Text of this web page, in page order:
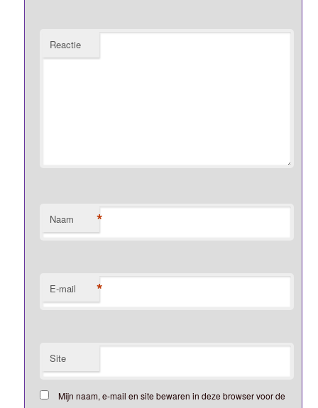
Reactie
Naam *
E-mail *
Site
Mijn naam, e-mail en site bewaren in deze browser voor de